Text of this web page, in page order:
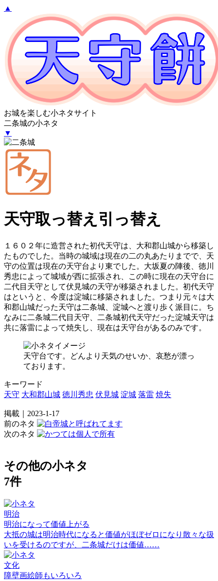
▲
お城を楽しむ小ネタサイト
二条城の小ネタ
▼
天守取っ替え引っ替え
１６０２年に造営された初代天守は、大和郡山城から移築し
たものでした。当時の城域は現在の二の丸あたりまでで、天
守の位置は現在の天守台より東でした。大坂夏の陣後、徳川
秀忠によって城域が西に拡張され、この時に現在の天守台に
二代目天守として伏見城の天守が移築されました。初代天守
はというと、今度は淀城に移築されました。つまり元々は大
和郡山城だった天守は二条城、淀城へと渡り歩く派目に。ち
なみに二条城二代目天守、二条城初代天守だった淀城天守は
共に落雷によって焼失し、現在は天守台があるのみです。
天守台です。どんより天気のせいか、哀愁が漂っ
ております。
キーワード
天守 大和郡山城 徳川秀忠 伏見城 淀城 落雷 焼失
掲載｜2023-1-17
前のネタ
次のネタ
その他の小ネタ
7件
明治
明治になって価値上がる
大抵の城は明治時代になると価値がほぼゼロになり散々な扱
いを受けるのですが、二条城だけは価値……
文化
障壁画絵師もいろいろ